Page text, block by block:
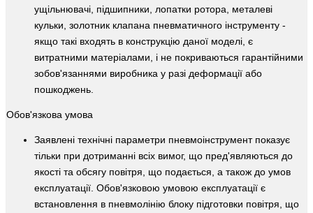
ущільнювачі, підшипники, лопатки ротора, металеві
кульки, золотник клапана пневматичного інструменту -
якщо такі входять в конструкцію даної моделі, є
витратними матеріалами, і не покриваються гарантійними
зобов'язаннями виробника у разі деформації або
пошкоджень.
Обов'язкова умова
Заявлені технічні параметри пневмоінструмент показує
тільки при дотриманні всіх вимог, що пред'являються до
якості та обсягу повітря, що подається, а також до умов
експлуатації. Обов'язковою умовою експлуатації є
встановлення в пневмолінію блоку підготовки повітря, що